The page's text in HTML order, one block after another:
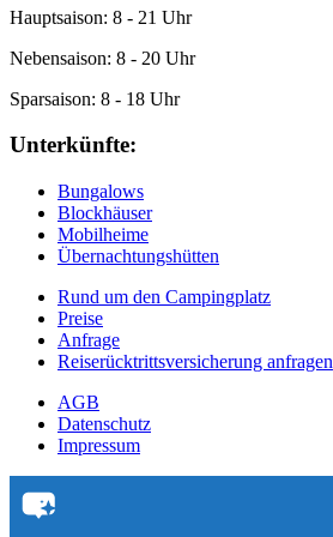
Hauptsaison: 8 - 21 Uhr
Nebensaison: 8 - 20 Uhr
Sparsaison: 8 - 18 Uhr
Unterkünfte:
Bungalows
Blockhäuser
Mobilheime
Übernachtungshütten
Rund um den Campingplatz
Preise
Anfrage
Reiserücktrittsversicherung anfragen
AGB
Datenschutz
Impressum